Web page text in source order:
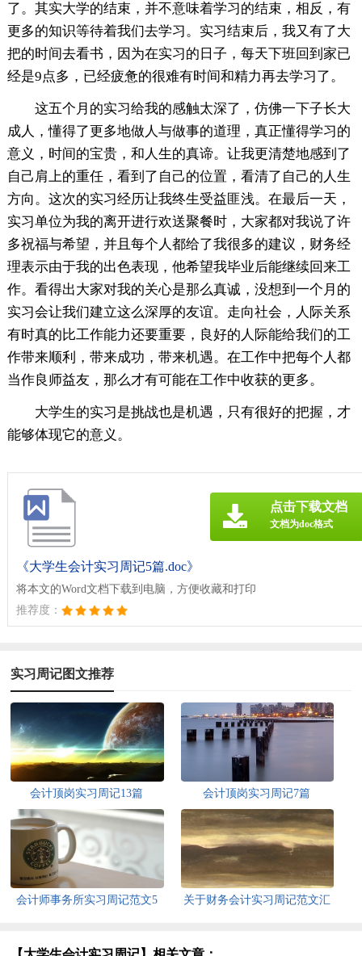
了。其实大学的结束，并不意味着学习的结束，相反，有
更多的知识等待着我们去学习。实习结束后，我又有了大
把的时间去看书，因为在实习的日子，每天下班回到家已
经是9点多，已经疲惫的很难有时间和精力再去学习了。
这五个月的实习给我的感触太深了，仿佛一下子长大
成人，懂得了更多地做人与做事的道理，真正懂得学习的
意义，时间的宝贵，和人生的真谛。让我更清楚地感到了
自己肩上的重任，看到了自己的位置，看清了自己的人生
方向。这次的实习经历让我终生受益匪浅。在最后一天，
实习单位为我的离开进行欢送聚餐时，大家都对我说了许
多祝福与希望，并且每个人都给了我很多的建议，财务经
理表示由于我的出色表现，他希望我毕业后能继续回来工
作。看得出大家对我的关心是那么真诚，没想到一个月的
实习会让我们建立这么深厚的友谊。走向社会，人际关系
有时真的比工作能力还要重要，良好的人际能给我们的工
作带来顺利，带来成功，带来机遇。在工作中把每个人都
当作良师益友，那么才有可能在工作中收获的更多。
大学生的实习是挑战也是机遇，只有很好的把握，才
能够体现它的意义。
《大学生会计实习周记5篇.doc》
将本文的Word文档下载到电脑，方便收藏和打印
推荐度：
点击下载文档
文档为doc格式
实习周记图文推荐
会计顶岗实习周记13篇 会计顶岗实习周记7篇
会计师事务所实习周记范文5
关于财务会计实习周记范文汇